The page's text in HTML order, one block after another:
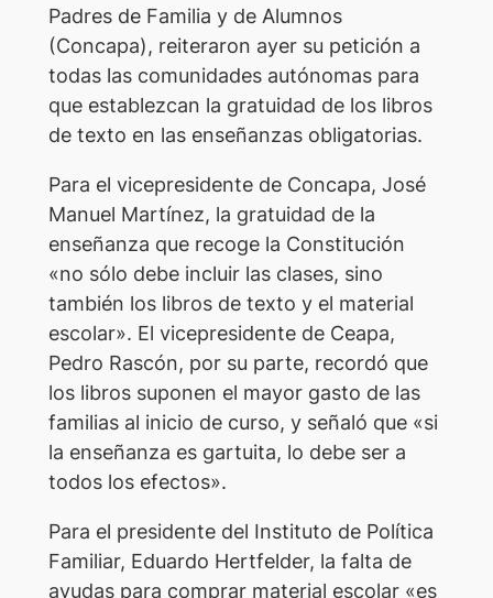
Padres de Familia y de Alumnos
(Concapa), reiteraron ayer su petición a
todas las comunidades autónomas para
que establezcan la gratuidad de los libros
de texto en las enseñanzas obligatorias.
Para el vicepresidente de Concapa, José
Manuel Martínez, la gratuidad de la
enseñanza que recoge la Constitución
«no sólo debe incluir las clases, sino
también los libros de texto y el material
escolar». El vicepresidente de Ceapa,
Pedro Rascón, por su parte, recordó que
los libros suponen el mayor gasto de las
familias al inicio de curso, y señaló que «si
la enseñanza es gartuita, lo debe ser a
todos los efectos».
Para el presidente del Instituto de Política
Familiar, Eduardo Hertfelder, la falta de
ayudas para comprar material escolar «es